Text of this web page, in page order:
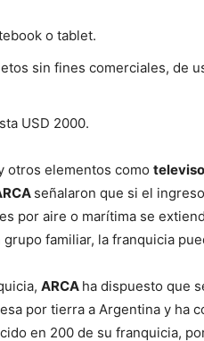
o tablet.
sin fines comerciales, de
USD 2000.
otros elementos como
señalaron que si el
por aire o marítima se
familiar, la franquicia
ARCA ha dispuesto que
por tierra a Argentina y ha
en 200 de su franquicia,